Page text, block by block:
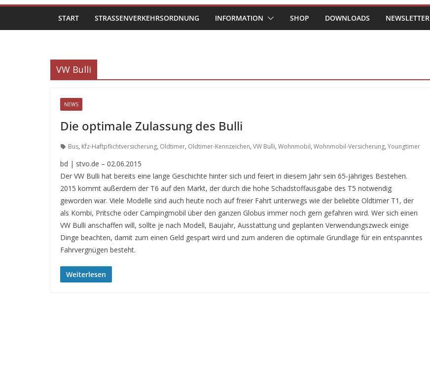
START STRASSENVERKEHRSORDNUNG INFORMATION SHOP DOWNLOADS NEWSLETTER
VW Bulli
NEWS
Die optimale Zulassung des Bulli
Bus, Kfz-Haftpflichtversicherung, Oldtimer, Oldtimer-Kennzeichen, VW Bulli, Wohnmobil, Wohnmobil-Versicherung, Youngtimer
bd | stvo.de – 02.06.2015
Der VW Bulli hat bereits eine lange Geschichte hinter sich und feiert in diesem Jahr sein 65-jähriges Bestehen.
2015 kommt außerdem der T6 auf den Markt, der durch die hohe Schadstoffausgabe des T5 notwendig
geworden war. Viele Modelle sind auch heute noch auf freier Fahrt unterwegs wie der beliebte Oldtimer T1, der
als Kombi, Pritsche oder Campingmobil über den ganzen Globus immer noch gern gefahren wird. Wer sich einen
VW Bulli anschaffen will, sollte je nach Modell, Baujahr, Ausstattung und geplanten Verwendungszweck einige
Dinge beachten, damit zum einen Geld gespart wird und zum anderen die optimale Grundlage für ein entspanntes
Fahrvergnügen besteht.
Weiterlesen